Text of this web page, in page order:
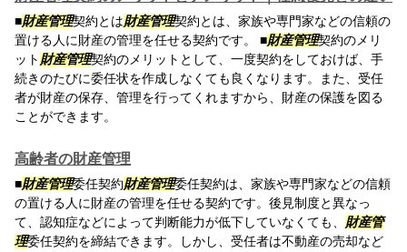
■財産管理契約とは財産管理契約とは、家族や専門家などの信頼の
置ける人に財産の管理を任せる契約です。 ■財産管理契約のメリ
ット 財産管理契約のメリットとして、一度契約をしておけば、手
続きのたびに委任状を作成しなくても良くなります。また、受任
者が財産の保存、管理を行ってくれますから、財産の保護を図る
ことができます。
高齢者の財産管理
■財産管理委任契約財産管理委任契約は、家族や専門家などの信頼
の置ける人に財産の管理を任せる契約です。後見制度と異なっ
て、認知症などによって判断能力が低下していなくても、 財産管
理委任契約を締結できます。しかし、受任者は不動産の売却など